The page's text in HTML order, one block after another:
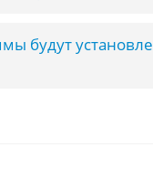
будут